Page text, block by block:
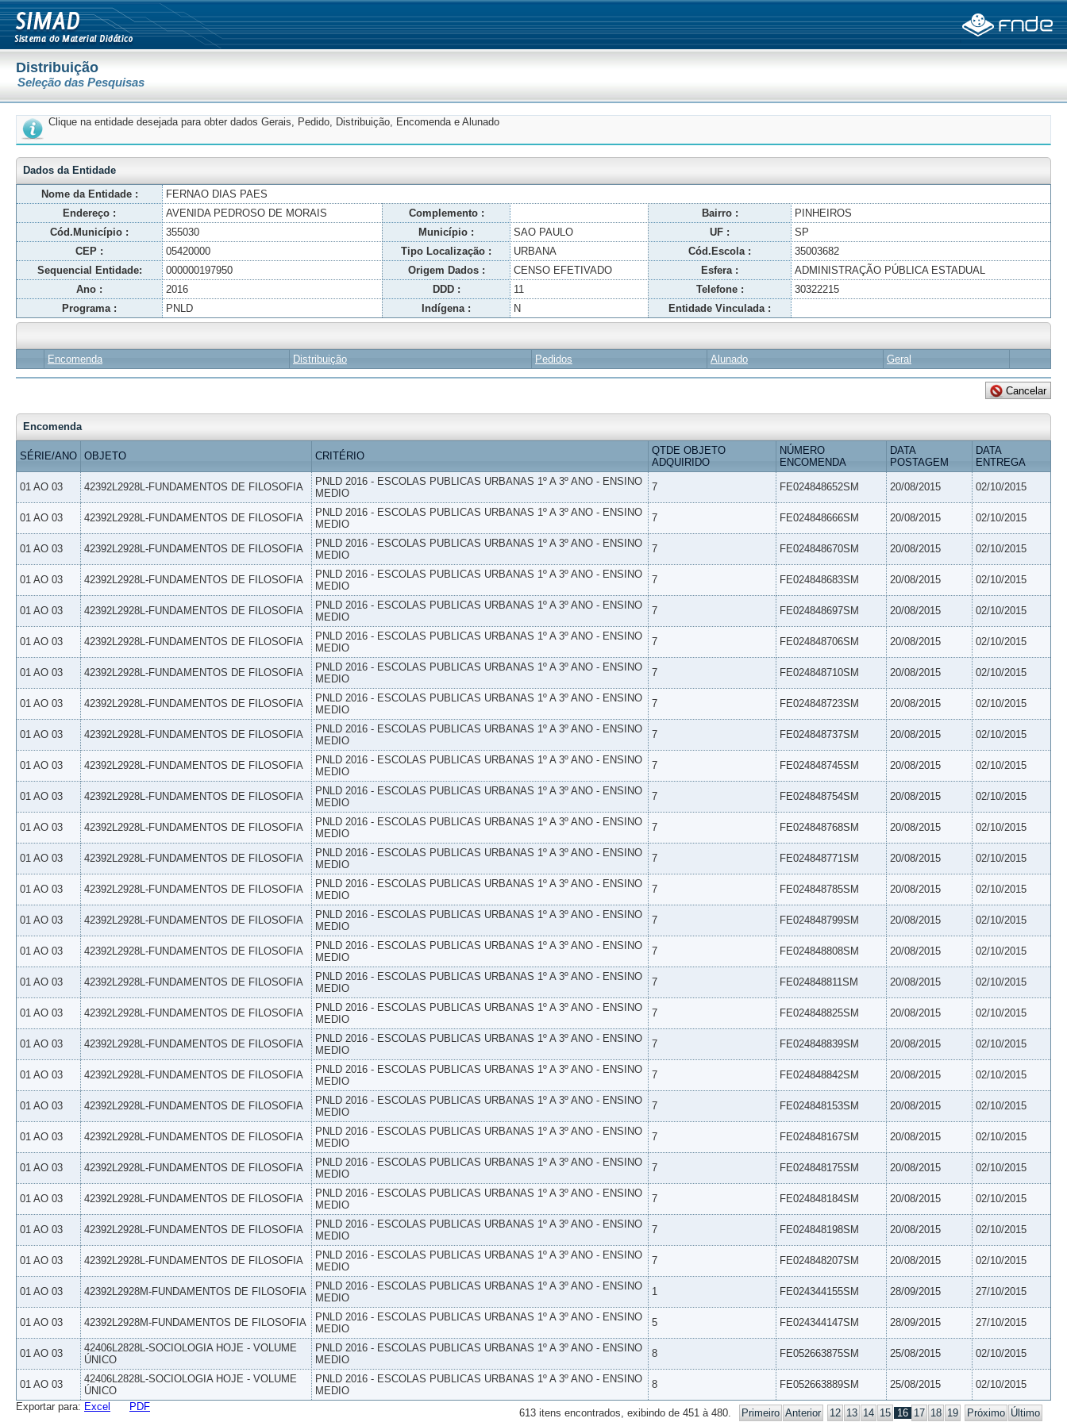
Distribuição
Seleção das Pesquisas
Clique na entidade desejada para obter dados Gerais, Pedido, Distribuição, Encomenda e Alunado
Dados da Entidade
Nome da Entidade :
FERNAO DIAS PAES
Endereço :
AVENIDA PEDROSO DE MORAIS Complemento : Bairro :
PINHEIROS
Cód.Município :
355030 Município : SAO PAULO UF :
SP
CEP :
05420000 Tipo Localização : URBANA Cód.Escola :
35003682
Sequencial Entidade:
000000197950 Origem Dados : CENSO EFETIVADO Esfera :
ADMINISTRAÇÃO PÚBLICA ESTADUAL
Ano :
2016 DDD : 11 Telefone :
30322215
Programa :
PNLD Indígena : N Entidade Vinculada :
Encomenda Distribuição Pedidos Alunado Geral
Encomenda
SÉRIE/ANO OBJETO CRITÉRIO
QTDE OBJETO
ADQUIRIDO
NÚMERO
ENCOMENDA
DATA
POSTAGEM
DATA
ENTREGA
01 AO 03 42392L2928L-FUNDAMENTOS DE FILOSOFIA
PNLD 2016 - ESCOLAS PUBLICAS URBANAS 1º A 3º ANO - ENSINO
MEDIO
7 FE024848652SM 20/08/2015 02/10/2015
01 AO 03 42392L2928L-FUNDAMENTOS DE FILOSOFIA
PNLD 2016 - ESCOLAS PUBLICAS URBANAS 1º A 3º ANO - ENSINO
MEDIO
7 FE024848666SM 20/08/2015 02/10/2015
01 AO 03 42392L2928L-FUNDAMENTOS DE FILOSOFIA
PNLD 2016 - ESCOLAS PUBLICAS URBANAS 1º A 3º ANO - ENSINO
MEDIO
7 FE024848670SM 20/08/2015 02/10/2015
01 AO 03 42392L2928L-FUNDAMENTOS DE FILOSOFIA
PNLD 2016 - ESCOLAS PUBLICAS URBANAS 1º A 3º ANO - ENSINO
MEDIO
7 FE024848683SM 20/08/2015 02/10/2015
01 AO 03 42392L2928L-FUNDAMENTOS DE FILOSOFIA
PNLD 2016 - ESCOLAS PUBLICAS URBANAS 1º A 3º ANO - ENSINO
MEDIO
7 FE024848697SM 20/08/2015 02/10/2015
01 AO 03 42392L2928L-FUNDAMENTOS DE FILOSOFIA
PNLD 2016 - ESCOLAS PUBLICAS URBANAS 1º A 3º ANO - ENSINO
MEDIO
7 FE024848706SM 20/08/2015 02/10/2015
01 AO 03 42392L2928L-FUNDAMENTOS DE FILOSOFIA
PNLD 2016 - ESCOLAS PUBLICAS URBANAS 1º A 3º ANO - ENSINO
MEDIO
7 FE024848710SM 20/08/2015 02/10/2015
01 AO 03 42392L2928L-FUNDAMENTOS DE FILOSOFIA
PNLD 2016 - ESCOLAS PUBLICAS URBANAS 1º A 3º ANO - ENSINO
MEDIO
7 FE024848723SM 20/08/2015 02/10/2015
01 AO 03 42392L2928L-FUNDAMENTOS DE FILOSOFIA
PNLD 2016 - ESCOLAS PUBLICAS URBANAS 1º A 3º ANO - ENSINO
MEDIO
7 FE024848737SM 20/08/2015 02/10/2015
01 AO 03 42392L2928L-FUNDAMENTOS DE FILOSOFIA
PNLD 2016 - ESCOLAS PUBLICAS URBANAS 1º A 3º ANO - ENSINO
MEDIO
7 FE024848745SM 20/08/2015 02/10/2015
01 AO 03 42392L2928L-FUNDAMENTOS DE FILOSOFIA
PNLD 2016 - ESCOLAS PUBLICAS URBANAS 1º A 3º ANO - ENSINO
MEDIO
7 FE024848754SM 20/08/2015 02/10/2015
01 AO 03 42392L2928L-FUNDAMENTOS DE FILOSOFIA
PNLD 2016 - ESCOLAS PUBLICAS URBANAS 1º A 3º ANO - ENSINO
MEDIO
7 FE024848768SM 20/08/2015 02/10/2015
01 AO 03 42392L2928L-FUNDAMENTOS DE FILOSOFIA
PNLD 2016 - ESCOLAS PUBLICAS URBANAS 1º A 3º ANO - ENSINO
MEDIO
7 FE024848771SM 20/08/2015 02/10/2015
01 AO 03 42392L2928L-FUNDAMENTOS DE FILOSOFIA
PNLD 2016 - ESCOLAS PUBLICAS URBANAS 1º A 3º ANO - ENSINO
MEDIO
7 FE024848785SM 20/08/2015 02/10/2015
01 AO 03 42392L2928L-FUNDAMENTOS DE FILOSOFIA
PNLD 2016 - ESCOLAS PUBLICAS URBANAS 1º A 3º ANO - ENSINO
MEDIO
7 FE024848799SM 20/08/2015 02/10/2015
01 AO 03 42392L2928L-FUNDAMENTOS DE FILOSOFIA
PNLD 2016 - ESCOLAS PUBLICAS URBANAS 1º A 3º ANO - ENSINO
MEDIO
7 FE024848808SM 20/08/2015 02/10/2015
01 AO 03 42392L2928L-FUNDAMENTOS DE FILOSOFIA
PNLD 2016 - ESCOLAS PUBLICAS URBANAS 1º A 3º ANO - ENSINO
MEDIO
7 FE024848811SM 20/08/2015 02/10/2015
01 AO 03 42392L2928L-FUNDAMENTOS DE FILOSOFIA
PNLD 2016 - ESCOLAS PUBLICAS URBANAS 1º A 3º ANO - ENSINO
MEDIO
7 FE024848825SM 20/08/2015 02/10/2015
01 AO 03 42392L2928L-FUNDAMENTOS DE FILOSOFIA
PNLD 2016 - ESCOLAS PUBLICAS URBANAS 1º A 3º ANO - ENSINO
MEDIO
7 FE024848839SM 20/08/2015 02/10/2015
01 AO 03 42392L2928L-FUNDAMENTOS DE FILOSOFIA
PNLD 2016 - ESCOLAS PUBLICAS URBANAS 1º A 3º ANO - ENSINO
MEDIO
7 FE024848842SM 20/08/2015 02/10/2015
01 AO 03 42392L2928L-FUNDAMENTOS DE FILOSOFIA
PNLD 2016 - ESCOLAS PUBLICAS URBANAS 1º A 3º ANO - ENSINO
MEDIO
7 FE024848153SM 20/08/2015 02/10/2015
01 AO 03 42392L2928L-FUNDAMENTOS DE FILOSOFIA
PNLD 2016 - ESCOLAS PUBLICAS URBANAS 1º A 3º ANO - ENSINO
MEDIO
7 FE024848167SM 20/08/2015 02/10/2015
01 AO 03 42392L2928L-FUNDAMENTOS DE FILOSOFIA
PNLD 2016 - ESCOLAS PUBLICAS URBANAS 1º A 3º ANO - ENSINO
MEDIO
7 FE024848175SM 20/08/2015 02/10/2015
01 AO 03 42392L2928L-FUNDAMENTOS DE FILOSOFIA
PNLD 2016 - ESCOLAS PUBLICAS URBANAS 1º A 3º ANO - ENSINO
MEDIO
7 FE024848184SM 20/08/2015 02/10/2015
01 AO 03 42392L2928L-FUNDAMENTOS DE FILOSOFIA
PNLD 2016 - ESCOLAS PUBLICAS URBANAS 1º A 3º ANO - ENSINO
MEDIO
7 FE024848198SM 20/08/2015 02/10/2015
01 AO 03 42392L2928L-FUNDAMENTOS DE FILOSOFIA
PNLD 2016 - ESCOLAS PUBLICAS URBANAS 1º A 3º ANO - ENSINO
MEDIO
7 FE024848207SM 20/08/2015 02/10/2015
01 AO 03 42392L2928M-FUNDAMENTOS DE FILOSOFIA
PNLD 2016 - ESCOLAS PUBLICAS URBANAS 1º A 3º ANO - ENSINO
MEDIO
1 FE024344155SM 28/09/2015 27/10/2015
01 AO 03 42392L2928M-FUNDAMENTOS DE FILOSOFIA
PNLD 2016 - ESCOLAS PUBLICAS URBANAS 1º A 3º ANO - ENSINO
MEDIO
5 FE024344147SM 28/09/2015 27/10/2015
01 AO 03
42406L2828L-SOCIOLOGIA HOJE - VOLUME
ÚNICO
PNLD 2016 - ESCOLAS PUBLICAS URBANAS 1º A 3º ANO - ENSINO
MEDIO
8 FE052663875SM 25/08/2015 02/10/2015
01 AO 03
42406L2828L-SOCIOLOGIA HOJE - VOLUME
ÚNICO
PNLD 2016 - ESCOLAS PUBLICAS URBANAS 1º A 3º ANO - ENSINO
MEDIO
8 FE052663889SM 25/08/2015 02/10/2015
613 itens encontrados, exibindo de 451 à 480. Primeiro Anterior 12 13 14 15 16 17 18 19 Próximo Último
Exportar para: Excel PDF